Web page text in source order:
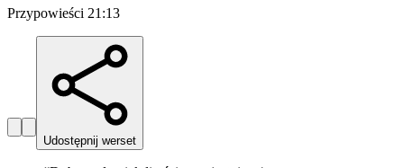
Przypowieści 21:13
Udostępnij werset